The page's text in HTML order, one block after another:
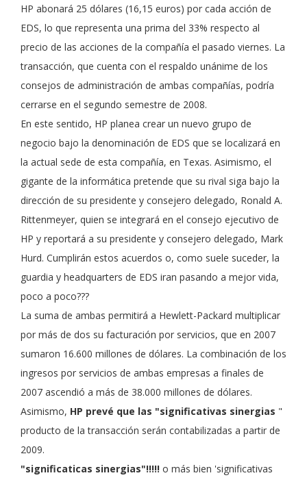
HP abonará 25 dólares (16,15 euros) por cada acción de
EDS, lo que representa una prima del 33% respecto al
precio de las acciones de la compañía el pasado viernes. La
transacción, que cuenta con el respaldo unánime de los
consejos de administración de ambas compañías, podría
cerrarse en el segundo semestre de 2008.
En este sentido, HP planea crear un nuevo grupo de
negocio bajo la denominación de EDS que se localizará en
la actual sede de esta compañía, en Texas. Asimismo, el
gigante de la informática pretende que su rival siga bajo la
dirección de su presidente y consejero delegado, Ronald A.
Rittenmeyer, quien se integrará en el consejo ejecutivo de
HP y reportará a su presidente y consejero delegado, Mark
Hurd. Cumplirán estos acuerdos o, como suele suceder, la
guardia y headquarters de EDS iran pasando a mejor vida,
poco a poco???
La suma de ambas permitirá a Hewlett-Packard multiplicar
por más de dos su facturación por servicios, que en 2007
sumaron 16.600 millones de dólares. La combinación de los
ingresos por servicios de ambas empresas a finales de
2007 ascendió a más de 38.000 millones de dólares.
Asimismo, HP prevé que las "significativas sinergias "
producto de la transacción serán contabilizadas a partir de
2009.
"significaticas sinergias"!!!!! o más bien 'significativas